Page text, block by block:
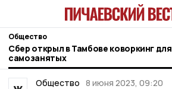
Общество
Сбер открыл в Тамбове коворкинг для
самозанятых
Общество 8 июня 2023, 09:20